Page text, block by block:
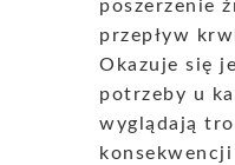
poszerzenie
przepływ
Okazuje się
potrzeby u
wyglądają